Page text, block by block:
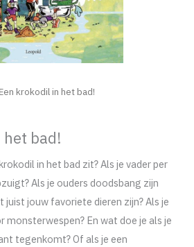
krokodil in het bad!
bad!
in het bad zit? Als je vader per
Als je ouders doodsbang zijn
juist jouw favoriete dieren zijn? Als je
En wat doe je als je
tegenkomt? Of als je een